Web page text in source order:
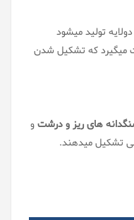
تولید میشود
که تشکیل شدن
های ریز و درشتو
تشکیل میدهند.